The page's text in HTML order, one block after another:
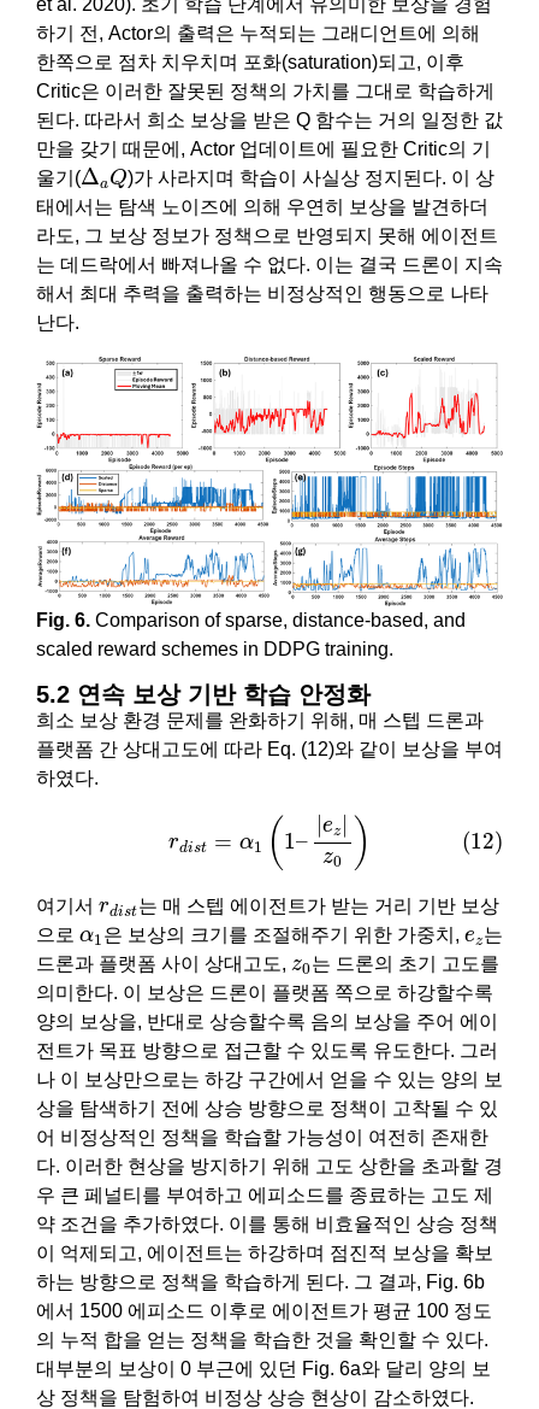
et al. 2020). 초기 학습 단계에서 유의미한 보상을 경험
하기 전, Actor의 출력은 누적되는 그래디언트에 의해
한쪽으로 점차 치우치며 포화(saturation)되고, 이후
Critic은 이러한 잘못된 정책의 가치를 그대로 학습하게
된다. 따라서 희소 보상을 받은 Q 함수는 거의 일정한 값
만을 갖기 때문에, Actor 업데이트에 필요한 Critic의 기
울기(ΔaQ
Δ Q)가 사라지며 학습이 사실상 정지된다. 이 상
태에서는 탐색 노이즈에 의해 우연히 보상을 발견하더
라도, 그 보상 정보가 정책으로 반영되지 못해 에이전트
는 데드락에서 빠져나올 수 없다. 이는 결국 드론이 지속
해서 최대 추력을 출력하는 비정상적인 행동으로 나타
난다.
Fig. 6. Comparison of sparse, distance-based, and
scaled reward schemes in DDPG training.
5.2 연속 보상 기반 학습 안정화
희소 보상 환경 문제를 완화하기 위해, 매 스텝 드론과
플랫폼 간 상대고도에 따라 Eq. (12)와 같이 보상을 부여
하였다.
rdist = α1 ( 1–
|ez
z0 ) (12)
1( |e z| z
여기서 rdist
rdi st는 매 스텝 에이전트가 받는 거리 기반 보상
으로 α1
α1은 보상의 크기를 조절해주기 위한 가중치, ez
e z
는
드론과 플랫폼 사이 상대고도, z0
z0는 드론의 초기 고도를
의미한다. 이 보상은 드론이 플랫폼 쪽으로 하강할수록
양의 보상을, 반대로 상승할수록 음의 보상을 주어 에이
전트가 목표 방향으로 접근할 수 있도록 유도한다. 그러
나 이 보상만으로는 하강 구간에서 얻을 수 있는 양의 보
상을 탐색하기 전에 상승 방향으로 정책이 고착될 수 있
어 비정상적인 정책을 학습할 가능성이 여전히 존재한
다. 이러한 현상을 방지하기 위해 고도 상한을 초과할 경
우 큰 페널티를 부여하고 에피소드를 종료하는 고도 제
약 조건을 추가하였다. 이를 통해 비효율적인 상승 정책
이 억제되고, 에이전트는 하강하며 점진적 보상을 확보
하는 방향으로 정책을 학습하게 된다. 그 결과, Fig. 6b
에서 1500 에피소드 이후로 에이전트가 평균 100 정도
의 누적 합을 얻는 정책을 학습한 것을 확인할 수 있다.
대부분의 보상이 0 부근에 있던 Fig. 6a와 달리 양의 보
상 정책을 탐험하여 비정상 상승 현상이 감소하였다.